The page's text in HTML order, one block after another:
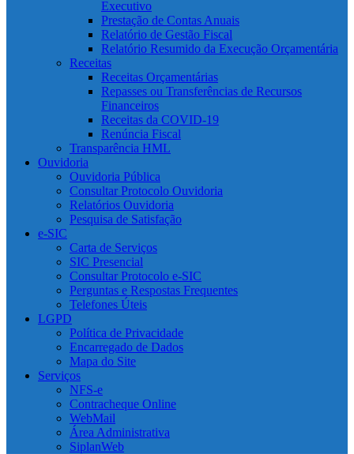
Executivo
Prestação de Contas Anuais
Relatório de Gestão Fiscal
Relatório Resumido da Execução Orçamentária
Receitas
Receitas Orçamentárias
Repasses ou Transferências de Recursos
Financeiros
Receitas da COVID-19
Renúncia Fiscal
Transparência HML
Ouvidoria
Ouvidoria Pública
Consultar Protocolo Ouvidoria
Relatórios Ouvidoria
Pesquisa de Satisfação
e-SIC
Carta de Serviços
SIC Presencial
Consultar Protocolo e-SIC
Perguntas e Respostas Frequentes
Telefones Úteis
LGPD
Política de Privacidade
Encarregado de Dados
Mapa do Site
Serviços
NFS-e
Contracheque Online
WebMail
Área Administrativa
SiplanWeb